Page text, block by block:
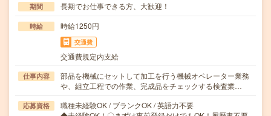
期間 長期でお仕事できる方、大歓迎！
時給 時給1250円
交通費
交通費規定内支給
仕事内容
部品を機械にセットして加工を行う機械オペレーター業務
や、組立工程での作業、完成品をチェックする検査業…
応募資格
職種未経験OK / ブランクOK / 英語力不要